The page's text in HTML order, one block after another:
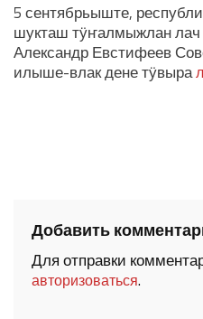
5 сентябрьыште,
шукташ тӱҥалмыжлан лач
Александр Евстифеев
илыше-влак дене тӱвыра
Добавить
Для отправки
авторизоваться.